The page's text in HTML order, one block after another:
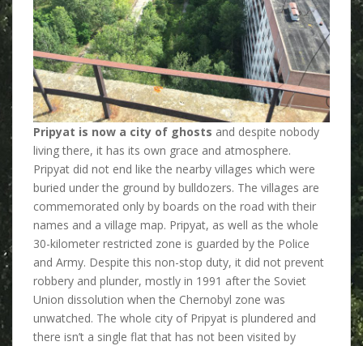
Pripyat is now a city of ghosts and despite nobody
living there, it has its own grace and atmosphere.
Pripyat did not end like the nearby villages which were
buried under the ground by bulldozers. The villages are
commemorated only by boards on the road with their
names and a village map. Pripyat, as well as the whole
30-kilometer restricted zone is guarded by the Police
and Army. Despite this non-stop duty, it did not prevent
robbery and plunder, mostly in 1991 after the Soviet
Union dissolution when the Chernobyl zone was
unwatched. The whole city of Pripyat is plundered and
there isn’t a single flat that has not been visited by